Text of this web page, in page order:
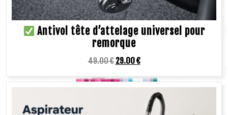
Antivol tête d’attelage universel pour
remorque
49.00€ 29.00€